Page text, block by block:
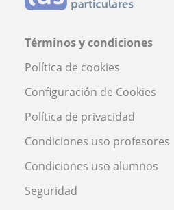
Términos y condiciones
Política de cookies
Configuración de Cookies
Política de privacidad
Condiciones uso profesores
Condiciones uso alumnos
Seguridad